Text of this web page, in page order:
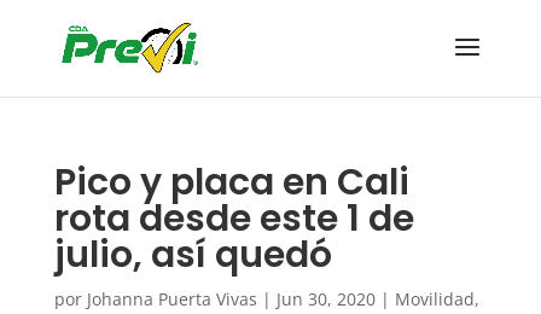
Pico y placa en Cali
rota desde este 1 de
julio, así quedó
por Johanna Puerta Vivas | Jun 30, 2020| Movilidad,